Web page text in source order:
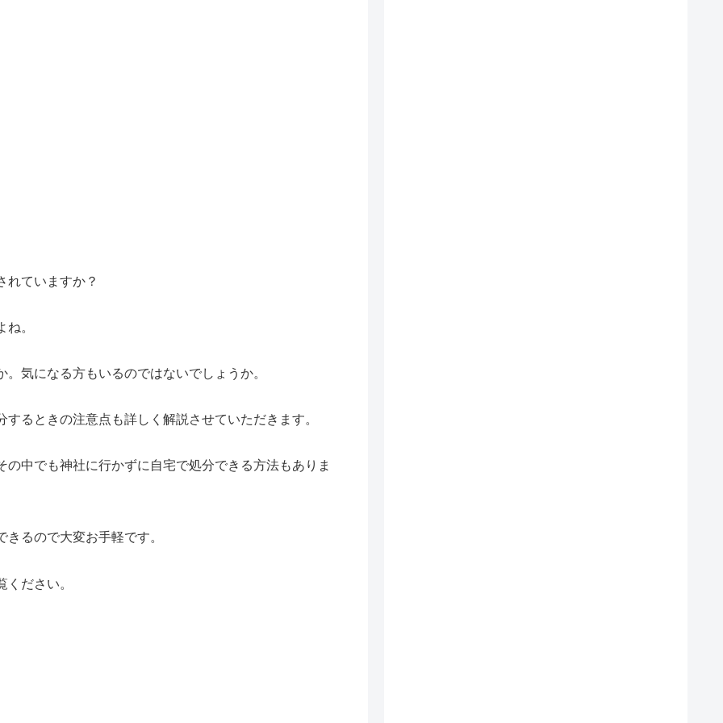
れていますか？
。
気になる方もいるのではないでしょうか。
るときの注意点も詳しく解説させていただきます。
中でも神社に行かずに自宅で処分できる方法もありま
るので大変お手軽です。
ださい。